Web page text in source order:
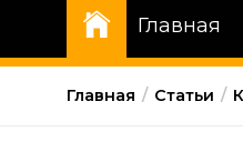
Главная
Главная Статьи